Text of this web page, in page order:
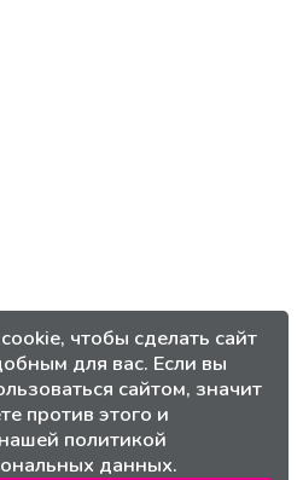
чтобы сделать сайт
для вас. Если вы
сайтом, значит
против этого и
политикой
данных.